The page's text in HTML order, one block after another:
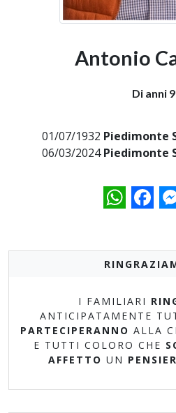
Antonio
Di anni
01/07/1932 Piedimonte
06/03/2024Piedimonte
WhatsApp
I FAMILIARI
ANTICIPATAMENTE
PARTECIPERANNO ALLA
E TUTTI COLORO CHE
AFFETTO UN